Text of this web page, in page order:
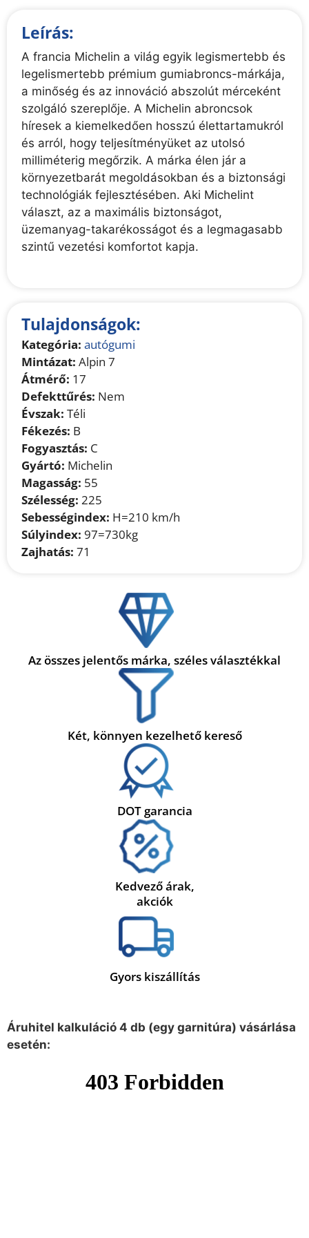
Leírás:
A francia Michelin a világ egyik legismertebb és
legelismertebb prémium gumiabroncs-márkája,
a minőség és az innováció abszolút mérceként
szolgáló szereplője. A Michelin abroncsok
híresek a kiemelkedően hosszú élettartamukról
és arról, hogy teljesítményüket az utolsó
milliméterig megőrzik. A márka élen jár a
környezetbarát megoldásokban és a biztonsági
technológiák fejlesztésében. Aki Michelint
választ, az a maximális biztonságot,
üzemanyag-takarékosságot és a legmagasabb
szintű vezetési komfortot kapja.
Tulajdonságok:
Kategória: autógumi
Mintázat: Alpin 7
Átmérő: 17
Defekttűrés: Nem
Évszak: Téli
Fékezés: B
Fogyasztás: C
Gyártó: Michelin
Magasság: 55
Szélesség: 225
Sebességindex: H=210 km/h
Súlyindex: 97=730kg
Zajhatás: 71
Az összes jelentős márka, széles választékkal
Két, könnyen kezelhető kereső
DOT garancia
Kedvező árak,
akciók
Gyors kiszállítás
Áruhitel kalkuláció 4 db (egy garnitúra) vásárlása
esetén: